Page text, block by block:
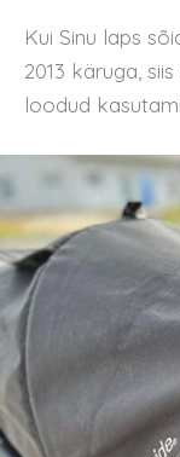
Kui Sinu laps
2013 käruga,
loodud